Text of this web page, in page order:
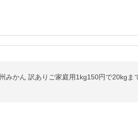
みかん 訳ありご家庭用1kg150円で20kgま